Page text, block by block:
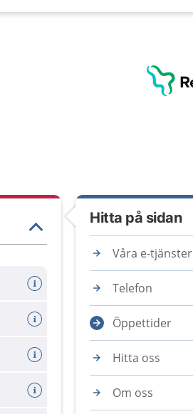
Hitta på sidan
Våra e-tjänster
Telefon
Öppettider
Hitta oss
Om oss